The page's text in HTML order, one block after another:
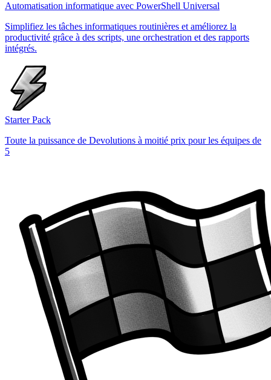
Automatisation informatique avec PowerShell Universal
Simplifiez les tâches informatiques routinières et améliorez la
productivité grâce à des scripts, une orchestration et des rapports
intégrés.
Starter Pack
Toute la puissance de Devolutions à moitié prix pour les équipes de
5